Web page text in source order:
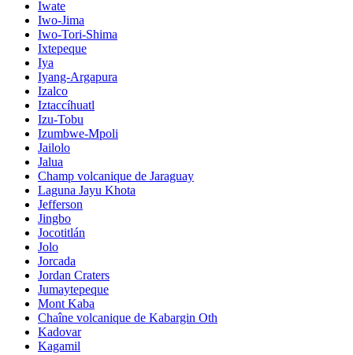
Iwate
Iwo-Jima
Iwo-Tori-Shima
Ixtepeque
Iya
Iyang-Argapura
Izalco
Iztaccíhuatl
Izu-Tobu
Izumbwe-Mpoli
Jailolo
Jalua
Champ volcanique de Jaraguay
Laguna Jayu Khota
Jefferson
Jingbo
Jocotitlán
Jolo
Jorcada
Jordan Craters
Jumaytepeque
Mont Kaba
Chaîne volcanique de Kabargin Oth
Kadovar
Kagamil